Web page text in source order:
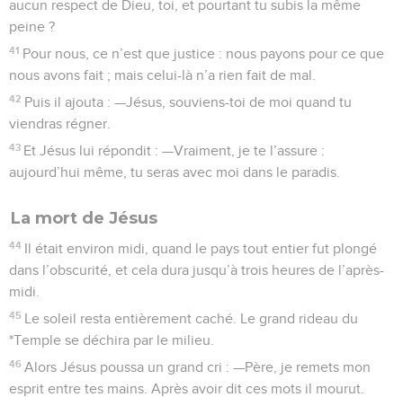
aucun respect de Dieu, toi, et pourtant tu subis la même
peine ?
41 Pour nous, ce n’est que justice : nous payons pour ce que
nous avons fait ; mais celui-là n’a rien fait de mal.
42 Puis il ajouta : —Jésus, souviens-toi de moi quand tu
viendras régner.
43 Et Jésus lui répondit : —Vraiment, je te l’assure :
aujourd’hui même, tu seras avec moi dans le paradis.
La mort de Jésus
44 Il était environ midi, quand le pays tout entier fut plongé
dans l’obscurité, et cela dura jusqu’à trois heures de l’après-
midi.
45 Le soleil resta entièrement caché. Le grand rideau du
*Temple se déchira par le milieu.
46 Alors Jésus poussa un grand cri : —Père, je remets mon
esprit entre tes mains. Après avoir dit ces mots il mourut.